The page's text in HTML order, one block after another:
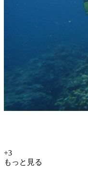
+3
もっと見る